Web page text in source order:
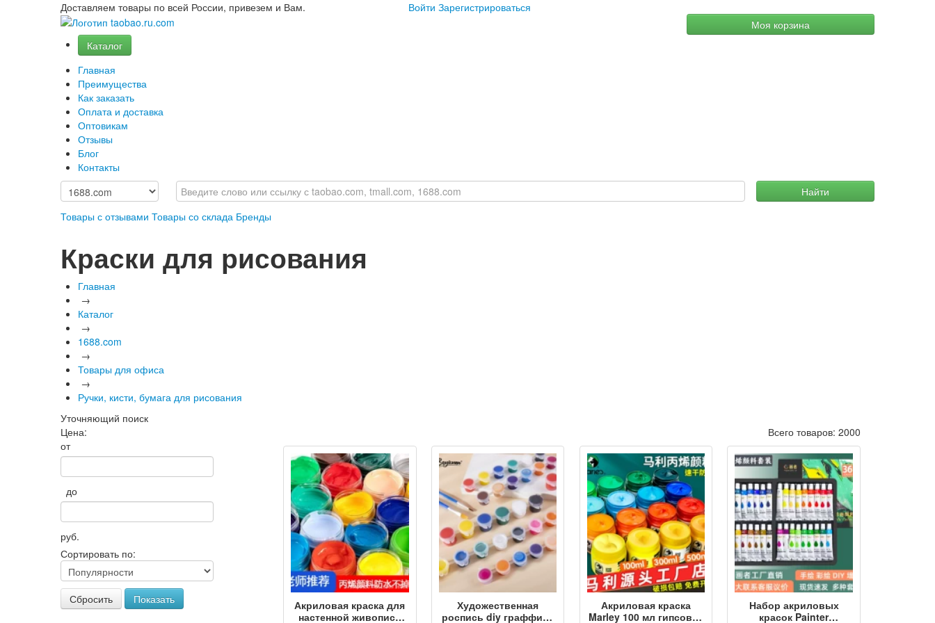
Доставляем товары по всей России, привезем и Вам. Войти Зарегистрироваться
Моя корзина
Каталог
Главная
Преимущества
Как заказать
Оплата и доставка
Оптовикам
Отзывы
Блог
Контакты
Товары с отзывами Товары со склада Бренды
Найти
Краски для рисования
Главная
→
Каталог
→
1688.com
→
Товары для офиса
→
Ручки, кисти, бумага для рисования
Уточняющий поиск
Цена:
от
до
руб.
Сортировать по:
Сбросить Показать
Всего товаров: 2000
Акриловая краска для
настенной живописи
Художественная
роспись diy граффити
Акриловая краска
Marley 100 мл гипсовая
Набор акриловых
красок Painter